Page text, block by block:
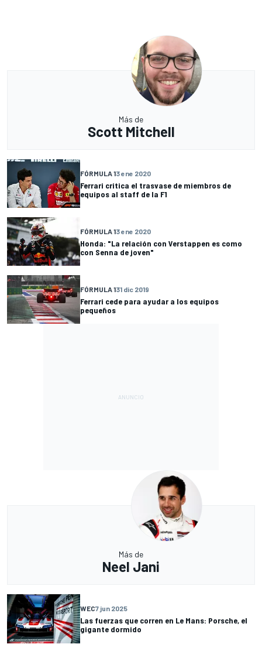
Más de
Scott Mitchell
FÓRMULA 13 ene 2020
Ferrari critica el trasvase de miembros de
equipos al staff de la F1
FÓRMULA 13 ene 2020
Honda: "La relación con Verstappen es como
con Senna de joven"
FÓRMULA 131 dic 2019
Ferrari cede para ayudar a los equipos
pequeños
Más de
Neel Jani
WEC7 jun 2025
Las fuerzas que corren en Le Mans: Porsche, el
gigante dormido